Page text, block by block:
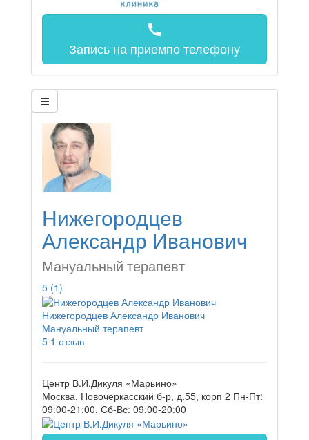
call
Запись на приемпо телефону
Нижегородцев
Александр Иванович
Мануальный терапевт
5 (1)
Нижегородцев Александр Иванович
Мануальный терапевт
5 1 отзыв
Центр В.И.Дикуля «Марьино»
Москва, Новочеркасский б-р, д.55, корп 2 Пн-Пт:
09:00-21:00, Сб-Вс: 09:00-20:00